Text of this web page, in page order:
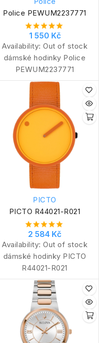
Police PEWUM2237771
1 550 Kč
Availability: Out of stock
dámské hodinky Police
PEWUM2237771
PICTO
PICTO R44021-R021
2 584 Kč
Availability: Out of stock
dámské hodinky PICTO
R44021-R021